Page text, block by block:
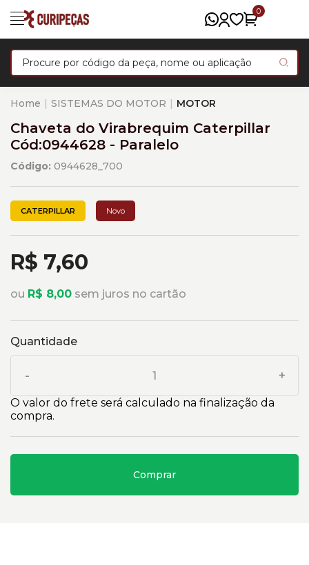
0
Home SISTEMAS DO MOTOR MOTOR
Chaveta do Virabrequim Caterpillar
Cód:0944628 - Paralelo
Código: 0944628_700
CATERPILLAR Novo
R$ 7,60
ou R$ 8,00 sem juros no cartão
Quantidade
- +
O valor do frete será calculado na finalização da
compra.
Comprar